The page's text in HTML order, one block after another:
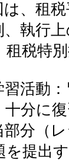
、租
執行
租税特
活動
十分に
部分（
を提出